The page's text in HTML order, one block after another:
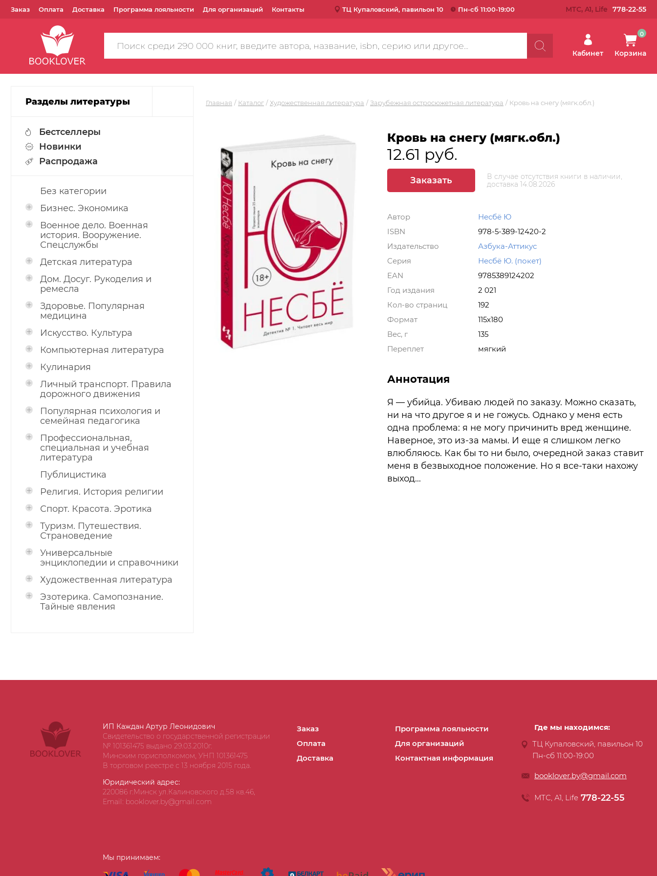
Заказ Оплата Доставка Программа лояльности Для организаций Контакты ТЦ Купаловский, павильон 10 Пн-сб 11:00-19:00 МТС, A1, Life 778-22-55
Поиск
по
Кабинет Корзина
0
Разделы литературы
Бестселлеры
Новинки
Распродажа
Без категории
Бизнес. Экономика
Военное дело. Военная
история. Вооружение.
Спецслужбы
Детская литература
Дом. Досуг. Рукоделия и
ремесла
Здоровье. Популярная
медицина
Искусство. Культура
Компьютерная литература
Кулинария
Личный транспорт. Правила
дорожного движения
Популярная психология и
семейная педагогика
Профессиональная,
специальная и учебная
литература
Публицистика
Религия. История религии
Спорт. Красота. Эротика
Туризм. Путешествия.
Страноведение
Универсальные
энциклопедии и справочники
Художественная литература
Эзотерика. Самопознание.
Тайные явления
Главная Каталог Художественная литература Зарубежная остросюжетная литература Кровь на снегу (мягк.обл.)
Кровь на снегу (мягк.обл.)
12.61 руб.
Заказать
В случае отсутствия книги в наличии,
доставка 14.08.2026
Автор
Несбё Ю
ISBN
978-5-389-12420-2
Издательство
Азбука-Аттикус
Серия
Несбё Ю. (покет)
EAN
9785389124202
Год издания
2 021
Кол-во страниц
192
Формат
115х180
Вес, г
135
Переплет
мягкий
Аннотация
Я — убийца. Убиваю людей по заказу. Можно сказать,
ни на что другое я и не гожусь. Однако у меня есть
одна проблема: я не могу причинить вред женщине.
Наверное, это из-за мамы. И еще я слишком легко
влюбляюсь. Как бы то ни было, очередной заказ ставит
меня в безвыходное положение. Но я все-таки нахожу
выход...
ИП Каждан Артур Леонидович
Свидетельство о государственной регистрации
№ 101361475 выдано 29.03.2010г.
Минским горисполкомом, УНП 101361475
В торговом реестре с 13 ноября 2015 года.
Юридический адрес:
220086 г.Минск ул.Калиновского д.58 кв.46,
Email: booklover.by@gmail.com
Заказ
Оплата
Доставка
Программа лояльности
Для организаций
Контактная информация
Мы принимаем:
Где мы находимся:
ТЦ Купаловский, павильон 10
Пн-сб 11:00-19:00
booklover.by@gmail.com
МТС, А1, Life 778-22-55